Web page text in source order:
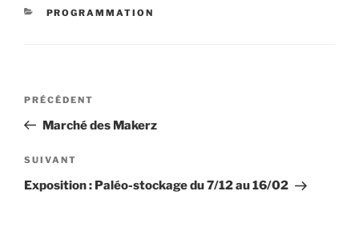
PROGRAMMATION
PRÉCÉDENT
Marché des Makerz
SUIVANT
Exposition : Paléo-stockage du 7/12 au 16/02